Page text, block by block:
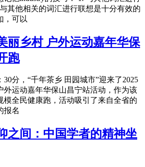
其他相关的词汇进行联想是十分有效的
，可以
丽乡村 户外运动嘉年华保
跑
30分，“千年茶乡 田园城市”迎来了2025
外运动嘉年华保山昌宁站活动，作为该
模全民健康跑，活动吸引了来自全省的
报名
之间：中国学者的精神坐